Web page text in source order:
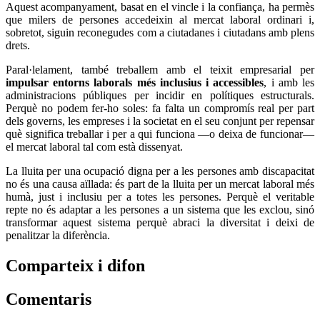
Aquest acompanyament, basat en el vincle i la confiança, ha permès
que milers de persones accedeixin al mercat laboral ordinari i,
sobretot, siguin reconegudes com a ciutadanes i ciutadans amb plens
drets.
Paral·lelament, també treballem amb el teixit empresarial per
impulsar entorns laborals més inclusius i accessibles, i amb les
administracions públiques per incidir en polítiques estructurals.
Perquè no podem fer-ho soles: fa falta un compromís real per part
dels governs, les empreses i la societat en el seu conjunt per repensar
què significa treballar i per a qui funciona —o deixa de funcionar—
el mercat laboral tal com està dissenyat.
La lluita per una ocupació digna per a les persones amb discapacitat
no és una causa aïllada: és part de la lluita per un mercat laboral més
humà, just i inclusiu per a totes les persones. Perquè el veritable
repte no és adaptar a les persones a un sistema que les exclou, sinó
transformar aquest sistema perquè abraci la diversitat i deixi de
penalitzar la diferència.
Comparteix i difon
Comentaris